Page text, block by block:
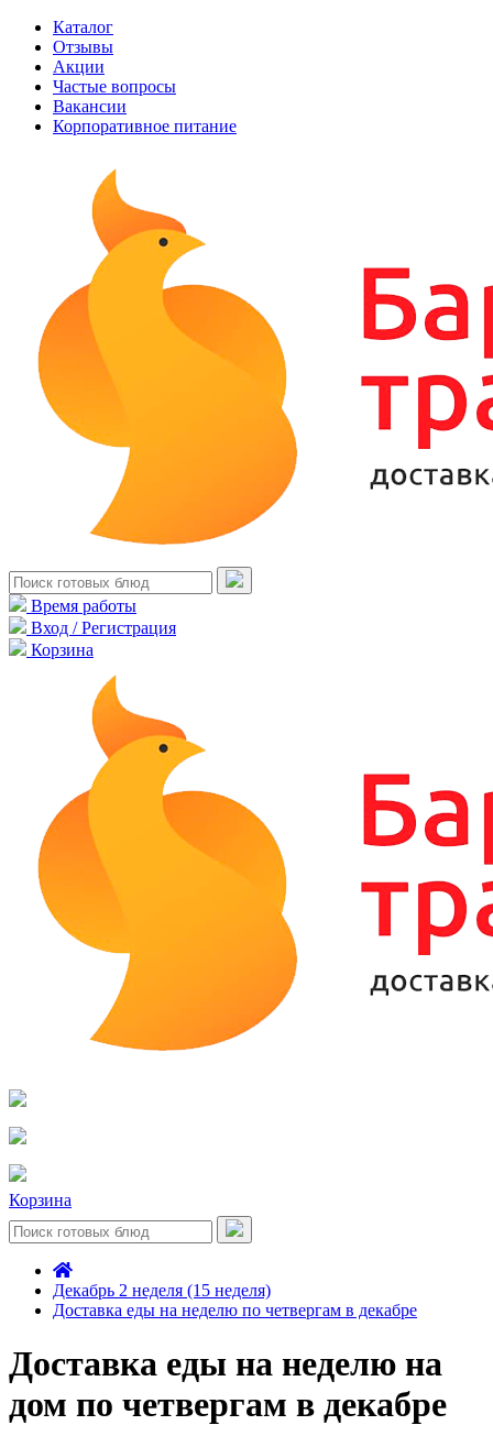
Каталог
Отзывы
Акции
Частые вопросы
Вакансии
Корпоративное питание
Время работы
Вход / Регистрация
Корзина
Корзина
Декабрь 2 неделя (15 неделя)
Доставка еды на неделю по четвергам в декабре
Доставка еды на неделю на
дом по четвергам в декабре